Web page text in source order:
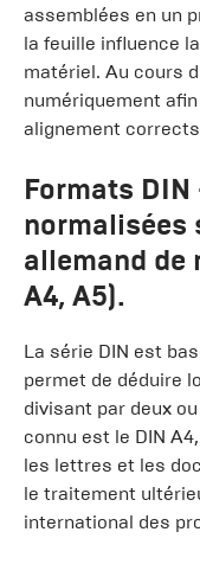
assemblées en un
la feuille influence
matériel. Au cours
numériquement
alignement
Formats DIN
allemand de
A4, A5).
La série DIN est
permet de déduire
divisant par deux
connu est le DIN
les lettres et les
le traitement
international des